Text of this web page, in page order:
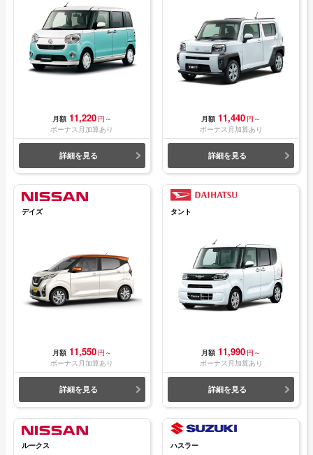
月額 11,220 円～
ボーナス月加算あり
詳細を見る
月額 11,440 円～
ボーナス月加算あり
詳細を見る
デイズ
月額 11,550 円～
ボーナス月加算あり
詳細を見る
タント
月額 11,990 円～
ボーナス月加算あり
詳細を見る
ルークス ハスラー